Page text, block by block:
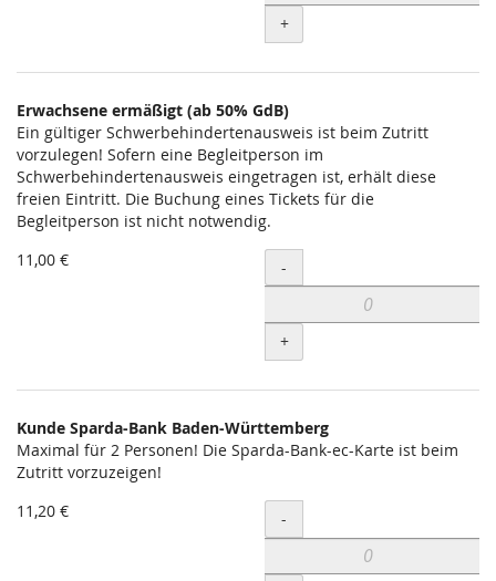
+
Erwachsene ermäßigt (ab 50% GdB)
Ein gültiger Schwerbehindertenausweis ist beim Zutritt
vorzulegen! Sofern eine Begleitperson im
Schwerbehindertenausweis eingetragen ist, erhält diese
freien Eintritt. Die Buchung eines Tickets für die
Begleitperson ist nicht notwendig.
11,00 €
Menge
-
+
Kunde Sparda-Bank Baden-Württemberg
Maximal für 2 Personen! Die Sparda-Bank-ec-Karte ist beim
Zutritt vorzuzeigen!
11,20 €
Menge
-